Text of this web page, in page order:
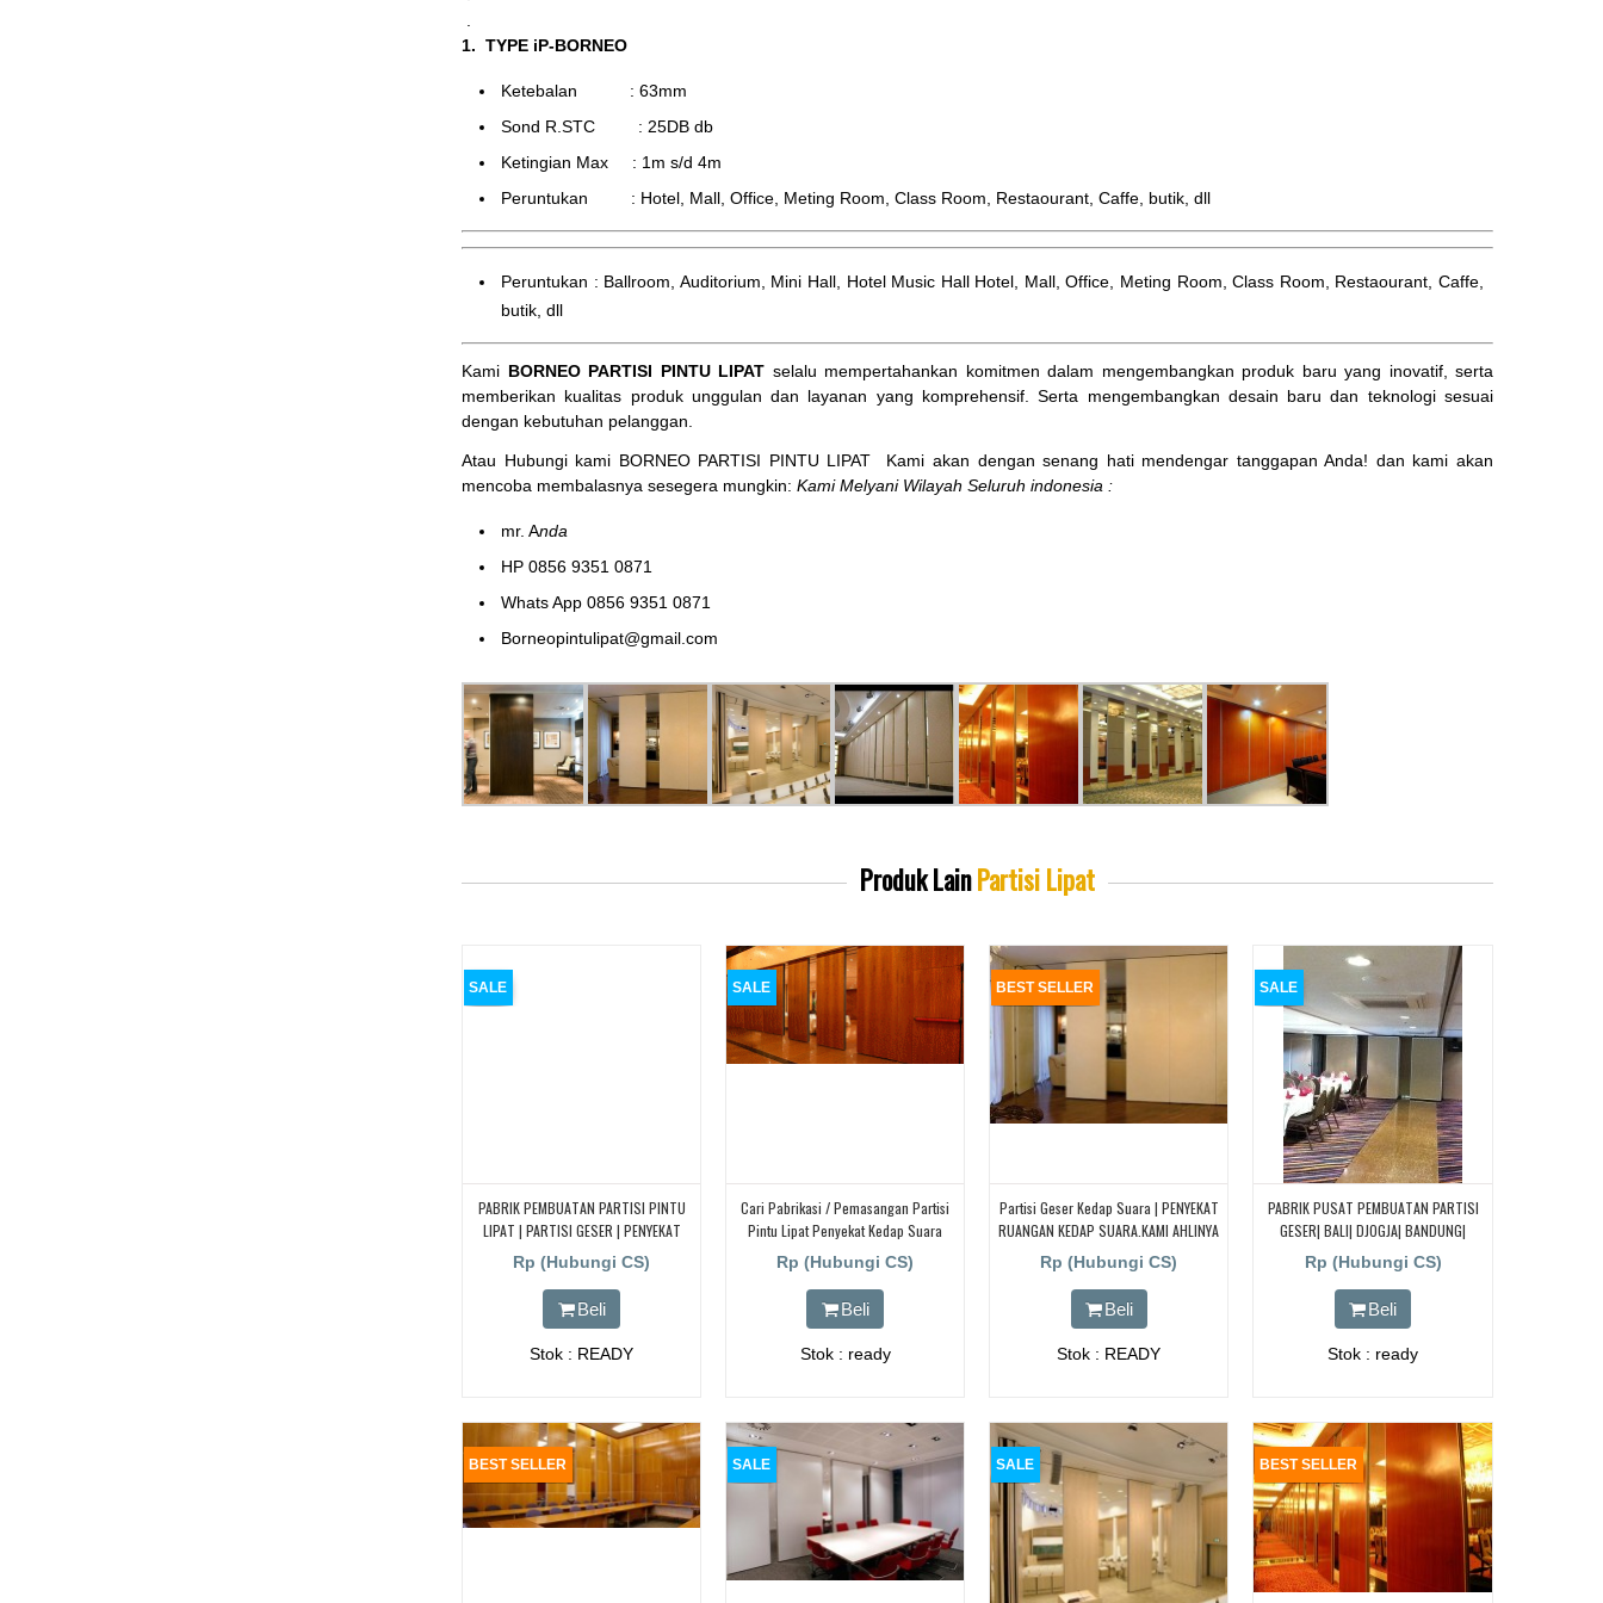
1. TYPE iP-BORNEO
Ketebalan : 63mm
Sond R.STC : 25DB db
Ketingian Max : 1m s/d 4m
Peruntukan : Hotel, Mall, Office, Meting Room, Class Room, Restaourant, Caffe, butik, dll
Peruntukan : Ballroom, Auditorium, Mini Hall, Hotel Music Hall Hotel, Mall, Office, Meting Room, Class Room, Restaourant, Caffe,
butik, dll
Kami BORNEO PARTISI PINTU LIPAT selalu mempertahankan komitmen dalam mengembangkan produk baru yang inovatif, serta
memberikan kualitas produk unggulan dan layanan yang komprehensif. Serta mengembangkan desain baru dan teknologi sesuai
dengan kebutuhan pelanggan.
Atau Hubungi kami BORNEO PARTISI PINTU LIPAT
Kami akan dengan senang hati mendengar tanggapan Anda! dan kami akan
mencoba membalasnya sesegera mungkin: Kami Melyani Wilayah Seluruh indonesia :
mr. Anda
HP 0856 9351 0871
Whats App 0856 9351 0871
Borneopintulipat@gmail.com
Produk LainPartisi Lipat
SALE
PABRIK PEMBUATAN PARTISI PINTU
LIPAT | PARTISI GESER | PENYEKAT
KEDAP SUARA | DI BANTEN |
TANGERANG
Rp (Hubungi CS)
Beli
Stok : READY
SALE
Cari Pabrikasi / Pemasangan Partisi
Pintu Lipat Penyekat Kedap Suara
Untuk Butik
Rp (Hubungi CS)
Beli
Stok : ready
BEST SELLER
Partisi Geser Kedap Suara | PENYEKAT
RUANGAN KEDAP SUARA.KAMI AHLINYA
Rp (Hubungi CS)
Beli
Stok : READY
SALE
PABRIK PUSAT PEMBUATAN PARTISI
GESER| BALI| DJOGJA| BANDUNG|
BATAM Dll
Rp (Hubungi CS)
Beli
Stok : ready
BEST SELLER SALE SALE BEST SELLER